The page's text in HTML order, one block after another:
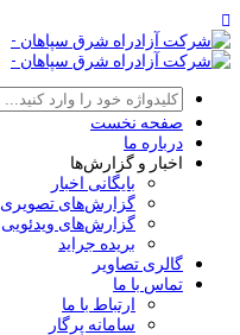
صفحه نخست
درباره ما
اخبار و گزارش‌ها
بایگانی اخبار
گزارش‌های تصویری
گزارش‌های ویدئویی
بریده جراید
گالری تصاویر
تماس با ما
ارتباط با ما
سامانه پرگار